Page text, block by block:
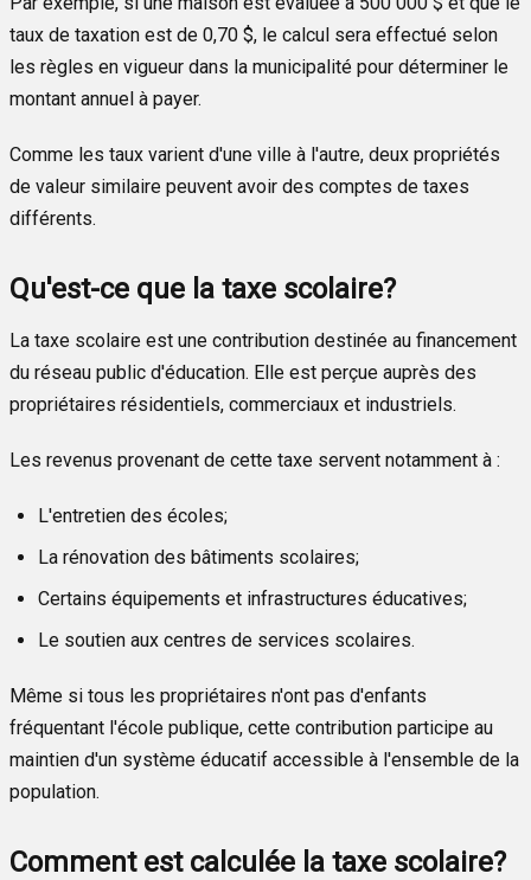
taux de taxation est de 0,70 $, le calcul sera effectué selon
les règles en vigueur dans la municipalité pour déterminer le
montant annuel à payer.
Comme les taux varient d'une ville à l'autre, deux propriétés
de valeur similaire peuvent avoir des comptes de taxes
différents.
Qu'est-ce que la taxe scolaire?
La taxe scolaire est une contribution destinée au financement
du réseau public d'éducation. Elle est perçue auprès des
propriétaires résidentiels, commerciaux et industriels.
Les revenus provenant de cette taxe servent notamment à :
L'entretien des écoles;
La rénovation des bâtiments scolaires;
Certains équipements et infrastructures éducatives;
Le soutien aux centres de services scolaires.
Même si tous les propriétaires n'ont pas d'enfants
fréquentant l'école publique, cette contribution participe au
maintien d'un système éducatif accessible à l'ensemble de la
population.
Comment est calculée la taxe scolaire?